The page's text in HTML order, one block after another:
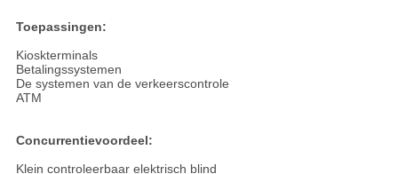
Toepassingen:
Kioskterminals
Betalingssystemen
De systemen van de verkeerscontrole
ATM
Concurrentievoordeel:
Klein controleerbaar elektrisch blind